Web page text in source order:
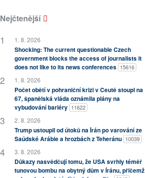
Nejčtenější
1. 8. 2026
Shocking: The current questionable Czech
government blocks the access of journalists it
does not like to its news conferences 15616
1. 8. 2026
Počet obětí v pohraniční krizi v Ceutě stoupl na
67, španělská vláda oznámila plány na
vybudování bariéry 11622
2. 8. 2026
Trump ustoupil od útoků na Írán po varování ze
Saúdské Arábie a hrozbách z Teheránu 10039
3. 8. 2026
Důkazy nasvědčují tomu, že USA svrhly téměř
tunovou bombu na obytný dům v Íránu, přičemž